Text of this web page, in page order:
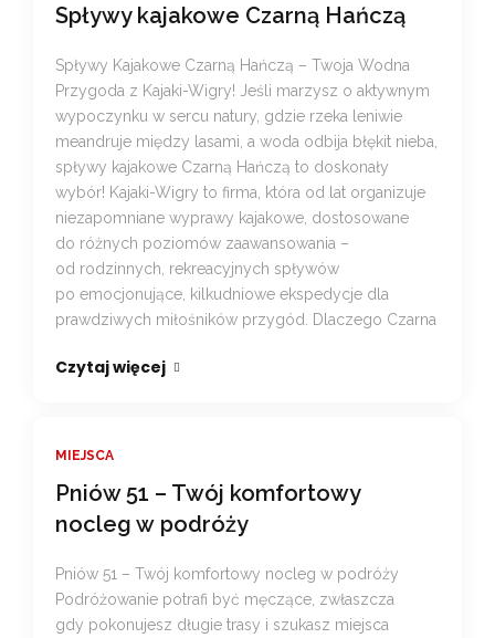
Spływy kajakowe Czarną Hańczą
Spływy Kajakowe Czarną Hańczą – Twoja Wodna
Przygoda z Kajaki-Wigry! Jeśli marzysz o aktywnym
wypoczynku w sercu natury, gdzie rzeka leniwie
meandruje między lasami, a woda odbija błękit nieba,
spływy kajakowe Czarną Hańczą to doskonały
wybór! Kajaki-Wigry to firma, która od lat organizuje
niezapomniane wyprawy kajakowe, dostosowane
do różnych poziomów zaawansowania –
od rodzinnych, rekreacyjnych spływów
po emocjonujące, kilkudniowe ekspedycje dla
prawdziwych miłośników przygód. Dlaczego Czarna
Czytaj więcej
MIEJSCA
Pniów 51 – Twój komfortowy
nocleg w podróży
Pniów 51 – Twój komfortowy nocleg w podróży
Podróżowanie potrafi być męczące, zwłaszcza
gdy pokonujesz długie trasy i szukasz miejsca